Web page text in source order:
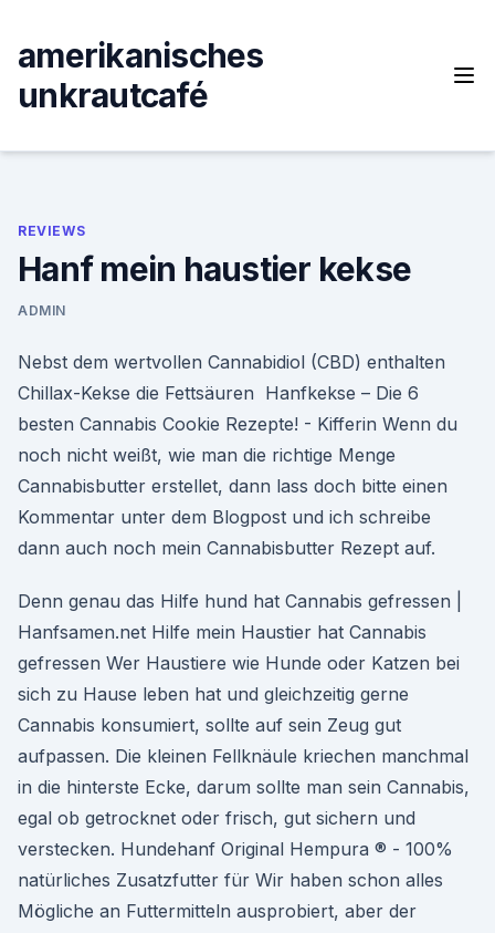
content
amerikanisches
unkrautcafé
REVIEWS
Hanf mein haustier kekse
ADMIN
Nebst dem wertvollen Cannabidiol (CBD) enthalten
Chillax-Kekse die Fettsäuren Hanfkekse – Die 6
besten Cannabis Cookie Rezepte! - Kifferin Wenn du
noch nicht weißt, wie man die richtige Menge
Cannabisbutter erstellet, dann lass doch bitte einen
Kommentar unter dem Blogpost und ich schreibe
dann auch noch mein Cannabisbutter Rezept auf.
Denn genau das Hilfe hund hat Cannabis gefressen |
Hanfsamen.net Hilfe mein Haustier hat Cannabis
gefressen Wer Haustiere wie Hunde oder Katzen bei
sich zu Hause leben hat und gleichzeitig gerne
Cannabis konsumiert, sollte auf sein Zeug gut
aufpassen. Die kleinen Fellknäule kriechen manchmal
in die hinterste Ecke, darum sollte man sein Cannabis,
egal ob getrocknet oder frisch, gut sichern und
verstecken. Hundehanf Original Hempura ® - 100%
natürliches Zusatzfutter für Wir haben schon alles
Mögliche an Futtermitteln ausprobiert, aber der